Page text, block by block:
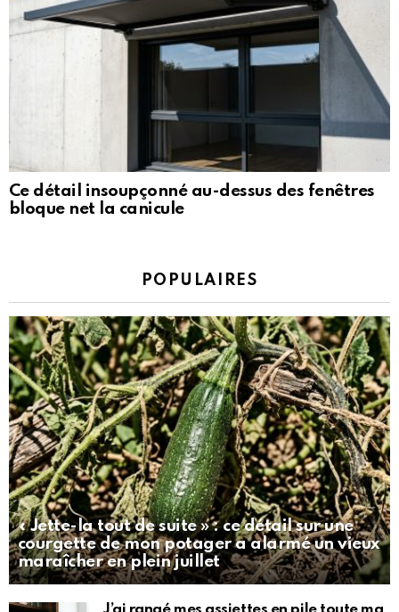
Ce détail insoupçonné au-dessus des fenêtres
bloque net la canicule
POPULAIRES
« Jette-la tout de suite » : ce détail sur une
courgette de mon potager a alarmé un vieux
maraîcher en plein juillet